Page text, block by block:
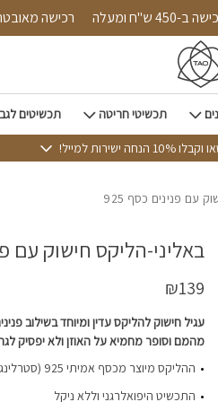
ב-450 ש"ח ומעלה
תכשיטי חריטה תכשיטים
למייל!
עם פנינים כסף 925
באליני-הליקס חישוק עם
₪139
עגיל חישוק להליקס עדין ומיוחד בשילוב
מהמם וסופר מחמיא על האוזן ולא יפסיק
ההליקס מיוצר מכסף אמיתי 925 (סטרלינג סילבר) והוא עמיד במים
התכשיט היפואלרגני וללא ניקל